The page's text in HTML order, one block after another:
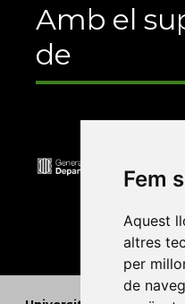
Fem
Aquest
altres
per
de
Amb el
de